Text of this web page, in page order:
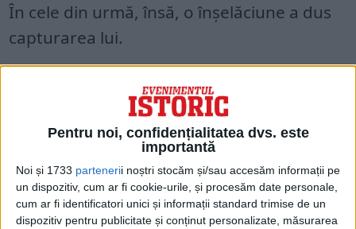
Pentru noi, confidențialitatea dvs. este
importantă
Noi și 1733 partenerii noștri stocăm și/sau accesăm informații pe
un dispozitiv, cum ar fi cookie-urile, și procesăm date personale,
cum ar fi identificatori unici și informații standard trimise de un
dispozitiv pentru publicitate și conținut personalizate, măsurarea
În cele din urmă, însă, o înșelăciune a dus
capturarea lui.
atenția șefului african cu un ceas de aur și
promițându-i comori mari.